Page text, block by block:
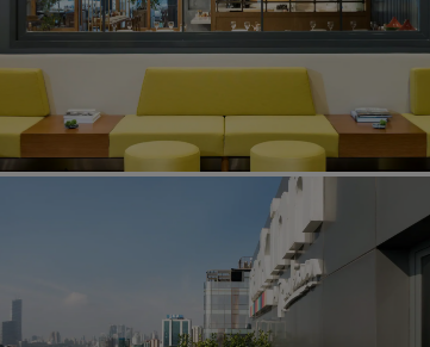
新开业和即将开业的
会议和活动
探索丽笙会议
预订会议空间
请求报价
活动目的地
行业方案
搜索航班